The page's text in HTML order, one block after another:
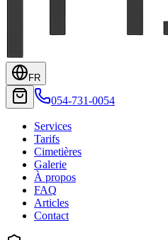
FR
054-731-0054
Services
Tarifs
Cimetières
Galerie
À propos
FAQ
Articles
Contact